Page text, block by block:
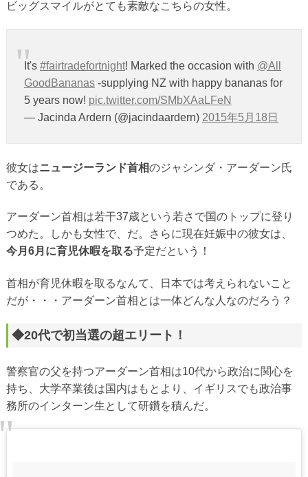
ビッグスマイルがとても素敵なこちらの女性。
It's #fairtradefortnight! Marked the occasion with @All
GoodBananas-supplying NZ with happy bananas for
5 years now! pic.twitter.com/SMbXAaLFeN
— Jacinda Ardern (@jacindaardern) 2015年5月18日
彼女はニュージーランド首相のジャシンダ・アーダーン氏
である。
アーダーン首相は若干37歳という若さで国のトップに登り
つめた。しかも女性で、だ。さらに現在妊娠中の彼女は、
今月6月に育児休暇を取る予定だという！
首相が育児休暇を取るなんて、日本では考えられないこと
だが・・・アーダーン首相とは一体どんな人なのだろう？
◆20代で初当選の超エリート！
警察官の父を持つアーダーン首相は10代から政治に関心を
持ち、大学卒業後は国内はもとより、イギリスでも政治事
務所のインターン生として研鑽を積んだ。